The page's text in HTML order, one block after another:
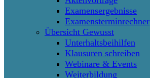
Examensergebnisse
Examensterminrechner
Übersicht Gewusst
Unterhaltsbeihilfen
Klausuren schreiben
Webinare & Events
Weiterbildung